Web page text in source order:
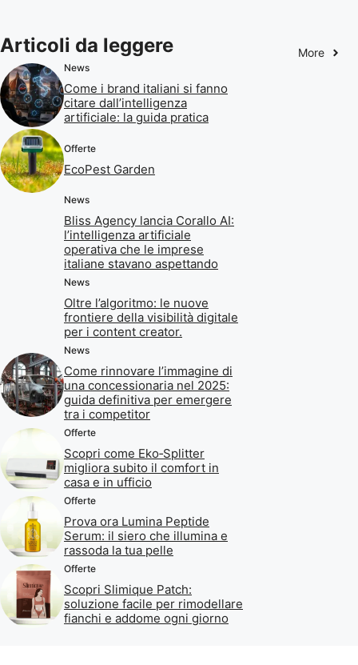
Articoli da leggere More
News
Come i brand italiani si fanno
citare dall’intelligenza
artificiale: la guida pratica
Offerte
EcoPest Garden
News
Bliss Agency lancia Corallo AI:
l’intelligenza artificiale
operativa che le imprese
italiane stavano aspettando
News
Oltre l’algoritmo: le nuove
frontiere della visibilità digitale
per i content creator.
News
Come rinnovare l’immagine di
una concessionaria nel 2025:
guida definitiva per emergere
tra i competitor
Offerte
Scopri come Eko‑Splitter
migliora subito il comfort in
casa e in ufficio
Offerte
Prova ora Lumina Peptide
Serum: il siero che illumina e
rassoda la tua pelle
Offerte
Scopri Slimique Patch:
soluzione facile per rimodellare
fianchi e addome ogni giorno